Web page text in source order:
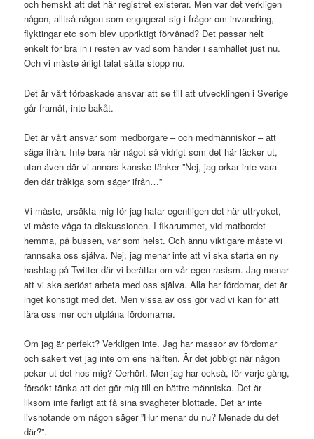
och hemskt att det här registret existerar. Men var det verkligen
någon, alltså någon som engagerat sig i frågor om invandring,
flyktingar etc som blev uppriktigt förvånad? Det passar helt
enkelt för bra in i resten av vad som händer i samhället just nu.
Och vi måste ärligt talat sätta stopp nu.
Det är vårt förbaskade ansvar att se till att utvecklingen i Sverige
går framåt, inte bakåt.
Det är vårt ansvar som medborgare – och medmänniskor – att
säga ifrån. Inte bara när något så vidrigt som det här läcker ut,
utan även där vi annars kanske tänker ”Nej, jag orkar inte vara
den där tråkiga som säger ifrån…”
Vi måste, ursäkta mig för jag hatar egentligen det här uttrycket,
vi måste våga ta diskussionen. I fikarummet, vid matbordet
hemma, på bussen, var som helst. Och ännu viktigare måste vi
rannsaka oss själva. Nej, jag menar inte att vi ska starta en ny
hashtag på Twitter där vi berättar om vår egen rasism. Jag menar
att vi ska seriöst arbeta med oss själva. Alla har fördomar, det är
inget konstigt med det. Men vissa av oss gör vad vi kan för att
lära oss mer och utplåna fördomarna.
Om jag är perfekt? Verkligen inte. Jag har massor av fördomar
och säkert vet jag inte om ens hälften. Är det jobbigt när någon
pekar ut det hos mig? Oerhört. Men jag har också, för varje gång,
försökt tänka att det gör mig till en bättre människa. Det är
liksom inte farligt att få sina svagheter blottade. Det är inte
livshotande om någon säger ”Hur menar du nu? Menade du det
där?”.